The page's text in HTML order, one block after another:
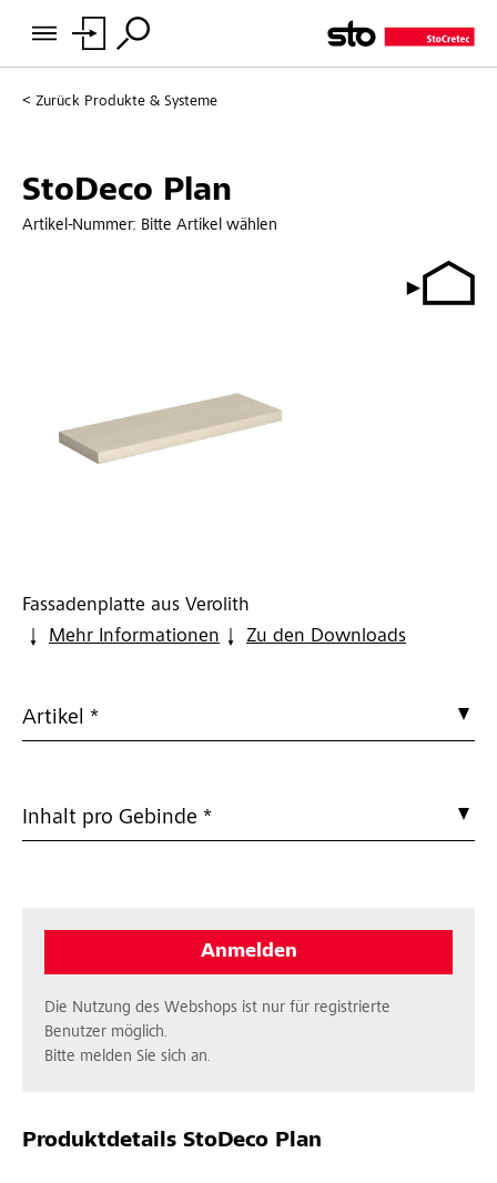
Zurück Produkte & Systeme
StoDeco Plan
Artikel-Nummer: Bitte Artikel wählen
Fassadenplatte aus Verolith
Mehr Informationen
Zu den Downloads
Artikel *
Inhalt pro Gebinde *
Anmelden
Die Nutzung des Webshops ist nur für registrierte
Benutzer möglich.
Bitte melden Sie sich an.
Produktdetails StoDeco Plan